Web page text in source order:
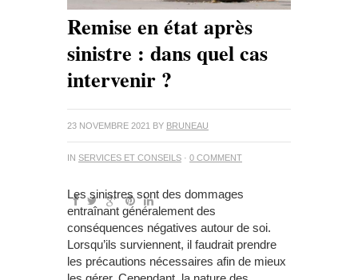
Remise en état après
sinistre : dans quel cas
intervenir ?
23 NOVEMBRE 2021 BY BRUNEAU
IN SERVICES ET CONSEILS · 0 COMMENT
Les sinistres sont des dommages
entraînant généralement des
conséquences négatives autour de soi.
Lorsqu’ils surviennent, il faudrait prendre
les précautions nécessaires afin de mieux